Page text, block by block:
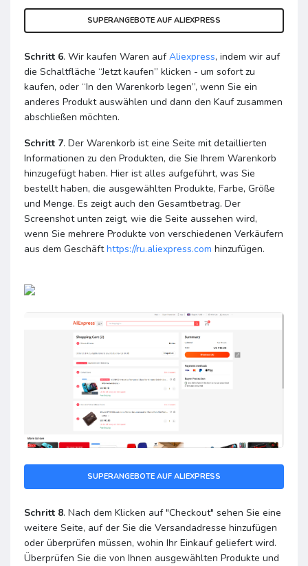
SUPERANGEBOTE AUF ALIEXPRESS
Schritt 6. Wir kaufen Waren aufAliexpress, indem wir auf
die Schaltfläche “Jetzt kaufen” klicken - um sofort zu
kaufen, oder “In den Warenkorb legen”, wenn Sie ein
anderes Produkt auswählen und dann den Kauf zusammen
abschließen möchten.
Schritt 7. Der Warenkorb ist eine Seite mit detaillierten
Informationen zu den Produkten, die Sie Ihrem Warenkorb
hinzugefügt haben. Hier ist alles aufgeführt, was Sie
bestellt haben, die ausgewählten Produkte, Farbe, Größe
und Menge. Es zeigt auch den Gesamtbetrag. Der
Screenshot unten zeigt, wie die Seite aussehen wird,
wenn Sie mehrere Produkte von verschiedenen Verkäufern
aus dem Geschäfthttps://ru.aliexpress.com hinzufügen.
SUPERANGEBOTE AUF ALIEXPRESS
Schritt 8. Nach dem Klicken auf "Checkout" sehen Sie eine
weitere Seite, auf der Sie die Versandadresse hinzufügen
oder überprüfen müssen, wohin Ihr Einkauf geliefert wird.
Überprüfen Sie die von Ihnen ausgewählten Produkte und